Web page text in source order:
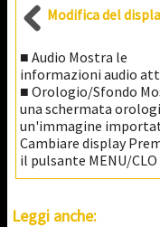
Modifica del
■ Audio Mostra le
informazioni audio
■ Orologio/Sfondo
una schermata
un'immagine
Cambiare display
il pulsante MENU/CLO
Leggi anche: